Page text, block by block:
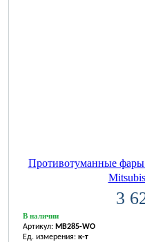
Противотуманные
3
В наличии
Артикул: MB285-WO
Ед. измерения: к-т